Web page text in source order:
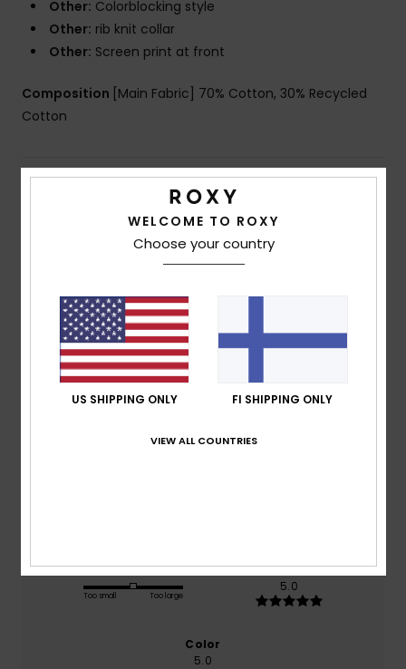
Other: Colorblocking style
Other: rib knit collar
Other: Screen print at front
Composition [Main Fabric] 70% Cotton, 30% Recycled
Cotton
Shipping & Returns
Customer Reviews
Average Score
5.0
100% of our customers recommend this product
Size
Too small Too large
Material
5.0
Color
5.0
WELCOME TO ROXY
Choose your country
US SHIPPING ONLY FI SHIPPING ONLY
VIEW ALL COUNTRIES